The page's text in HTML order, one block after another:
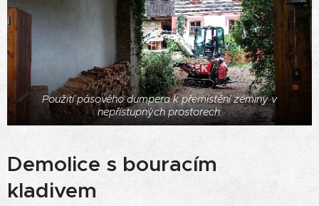
Použití pásového dumpera k přemístění zeminy v
nepřístupných prostorech.
Demolice s bouracím
kladivem